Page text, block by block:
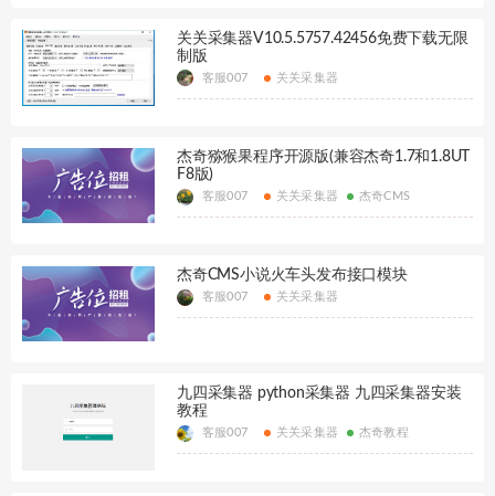
关关采集器V10.5.5757.42456免费下载无限
制版
客服007 关关采集器
杰奇猕猴果程序开源版(兼容杰奇1.7和1.8UT
F8版)
客服007 关关采集器 杰奇CMS
杰奇CMS小说火车头发布接口模块
客服007 关关采集器
九四采集器 python采集器 九四采集器安装
教程
客服007 关关采集器 杰奇教程